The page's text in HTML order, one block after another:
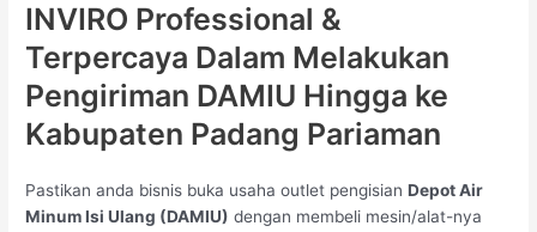
INVIRO Professional &
Terpercaya Dalam Melakukan
Pengiriman DAMIU Hingga ke
Kabupaten Padang Pariaman
Pastikan anda bisnis buka usaha outlet pengisianDepot Air
Minum Isi Ulang (DAMIU) dengan membeli mesin/alat-nya